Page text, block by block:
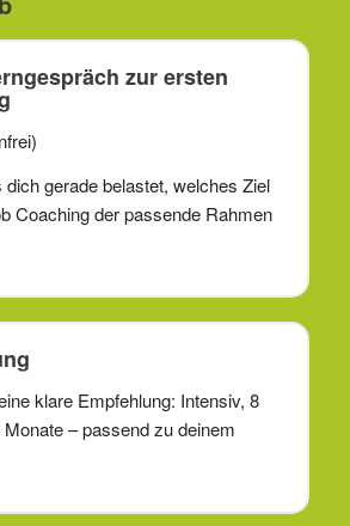
zur ersten
gerade belastet, welches Ziel
Coaching der passende Rahmen
klare Empfehlung: Intensiv, 8
– passend zu deinem